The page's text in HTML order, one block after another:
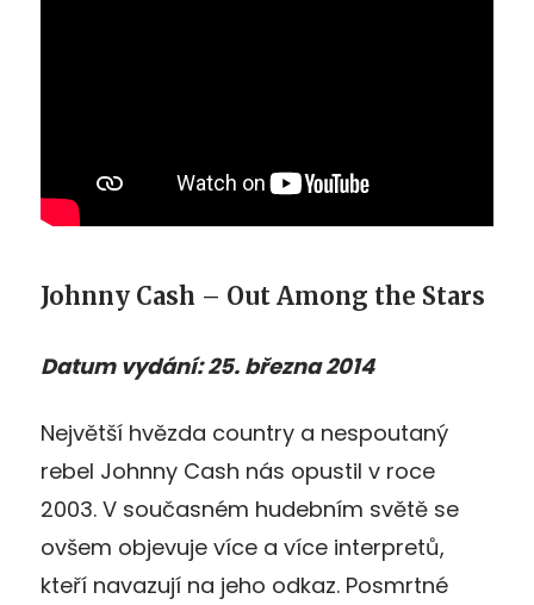
Johnny Cash – Out Among the Stars
Datum vydání: 25. března 2014
Největší hvězda country a nespoutaný
rebel Johnny Cash nás opustil v roce
2003. V současném hudebním světě se
ovšem objevuje více a více interpretů,
kteří navazují na jeho odkaz. Posmrtné